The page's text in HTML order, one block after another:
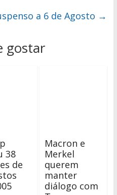
a 6 de Agosto →
gostar
38
de
Macron e
Merkel
querem
manter
diálogo com